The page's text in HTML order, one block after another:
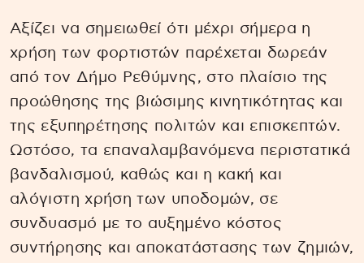
Αξίζει να σημειωθεί ότι μέχρι σήμερα η
χρήση των φορτιστών παρέχεται δωρεάν
από τον Δήμο Ρεθύμνης, στο πλαίσιο της
προώθησης της βιώσιμης κινητικότητας και
της εξυπηρέτησης πολιτών και επισκεπτών.
Ωστόσο, τα επαναλαμβανόμενα περιστατικά
βανδαλισμού, καθώς και η κακή και
αλόγιστη χρήση των υποδομών, σε
συνδυασμό με το αυξημένο κόστος
συντήρησης και αποκατάστασης των ζημιών,